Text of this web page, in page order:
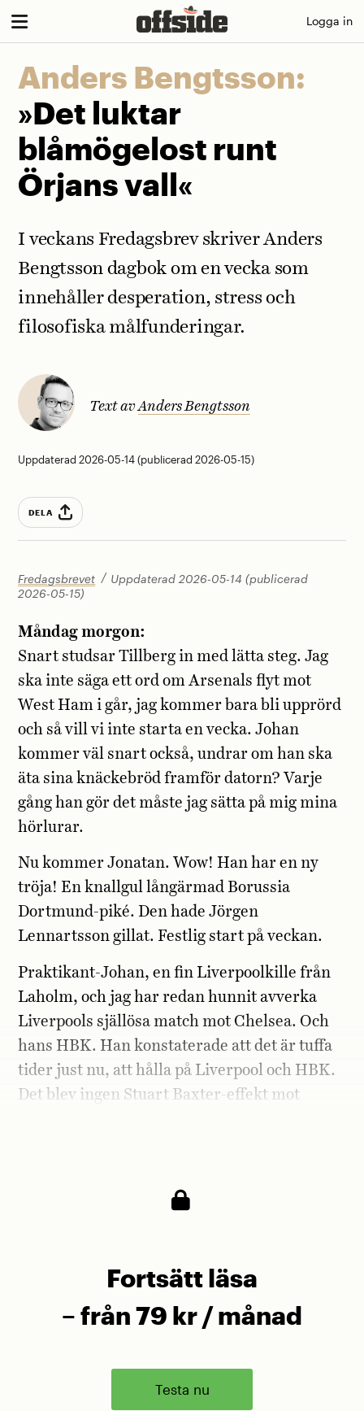
Skip
Logga in
Anders Bengtsson:
»Det luktar
blåmögelost runt
Örjans vall«
Fredagsbrevet
Uppdaterad 2026-05-14 (publicerad
2026-05-15)
I veckans Fredagsbrev skriver Anders
Bengtsson dagbok om en vecka som
innehåller desperation, stress och
filosofiska målfunderingar.
Text avAnders Bengtsson
Uppdaterad 2026-05-14 (publicerad 2026-05-15)
DELA
Måndag morgon:
Snart studsar Tillberg in med lätta steg. Jag
ska inte säga ett ord om Arsenals flyt mot
West Ham i går, jag kommer bara bli upprörd
och så vill vi inte starta en vecka. Johan
kommer väl snart också, undrar om han ska
äta sina knäckebröd framför datorn? Varje
gång han gör det måste jag sätta på mig mina
hörlurar.
Nu kommer Jonatan. Wow! Han har en ny
tröja! En knallgul långärmad Borussia
Dortmund-piké. Den hade Jörgen
Lennartsson gillat. Festlig start på veckan.
Praktikant-Johan, en fin Liverpoolkille från
Laholm, och jag har redan hunnit avverka
Liverpools själlösa match mot Chelsea. Och
hans HBK. Han konstaterade att det är tuffa
tider just nu, att hålla på Liverpool och HBK.
Det blev ingen Stuart Baxter-effekt mot
Fortsätt läsa
– från 79 kr / månad
Testa nu